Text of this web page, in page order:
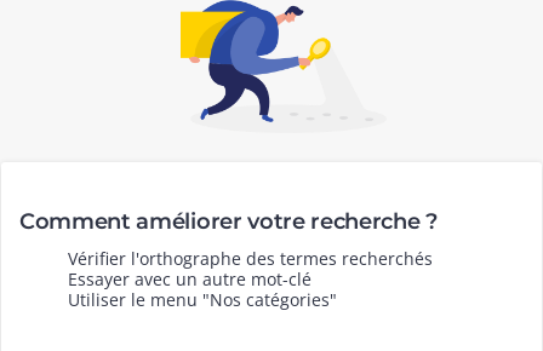
Comment améliorer votre recherche ?
Vérifier l'orthographe des termes recherchés
Essayer avec un autre mot-clé
Utiliser le menu "Nos catégories"